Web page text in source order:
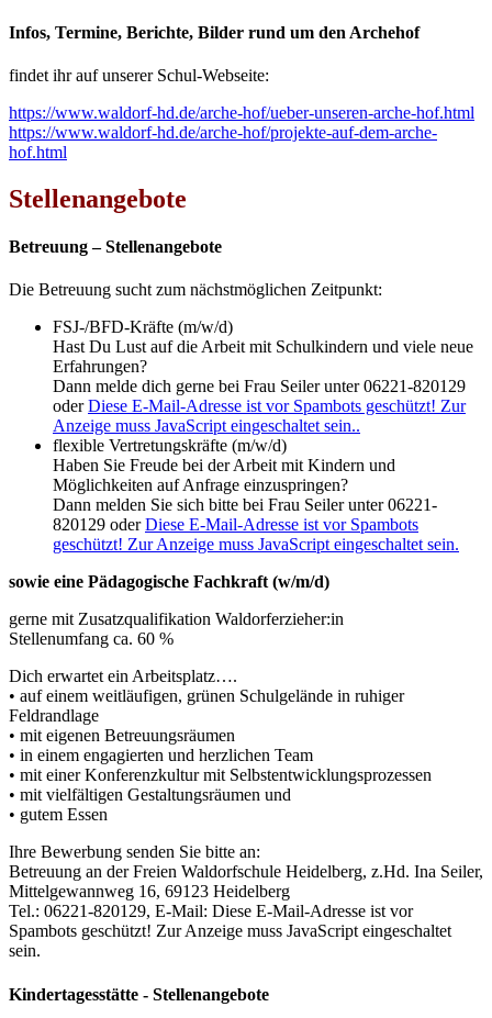
Infos, Termine, Berichte, Bilder rund um den Archehof
findet ihr auf unserer Schul-Webseite:
https://www.waldorf-hd.de/arche-hof/ueber-unseren-arche-hof.html
https://www.waldorf-hd.de/arche-hof/projekte-auf-dem-arche-
hof.html
Stellenangebote
Betreuung – Stellenangebote
Die Betreuung sucht zum nächstmöglichen Zeitpunkt:
FSJ-/BFD-Kräfte (m/w/d)
Hast Du Lust auf die Arbeit mit Schulkindern und viele neue
Erfahrungen?
Dann melde dich gerne bei Frau Seiler unter 06221-820129
oderDiese E-Mail-Adresse ist vor Spambots geschützt! Zur
Anzeige muss JavaScript eingeschaltet sein..
flexible Vertretungskräfte (m/w/d)
Haben Sie Freude bei der Arbeit mit Kindern und
Möglichkeiten auf Anfrage einzuspringen?
Dann melden Sie sich bitte bei Frau Seiler unter 06221-
820129 oderDiese E-Mail-Adresse ist vor Spambots
geschützt! Zur Anzeige muss JavaScript eingeschaltet sein.
sowie eine Pädagogische Fachkraft (w/m/d)
gerne mit Zusatzqualifikation Waldorferzieher:in
Stellenumfang ca. 60 %
Dich erwartet ein Arbeitsplatz….
• auf einem weitläufigen, grünen Schulgelände in ruhiger
Feldrandlage
• mit eigenen Betreuungsräumen
• in einem engagierten und herzlichen Team
• mit einer Konferenzkultur mit Selbstentwicklungsprozessen
• mit vielfältigen Gestaltungsräumen und
• gutem Essen
Ihre Bewerbung senden Sie bitte an:
Betreuung an der Freien Waldorfschule Heidelberg, z.Hd. Ina Seiler,
Mittelgewannweg 16, 69123 Heidelberg
Tel.: 06221-820129, E-Mail: Diese E-Mail-Adresse ist vor
Spambots geschützt! Zur Anzeige muss JavaScript eingeschaltet
sein.
Kindertagesstätte - Stellenangebote